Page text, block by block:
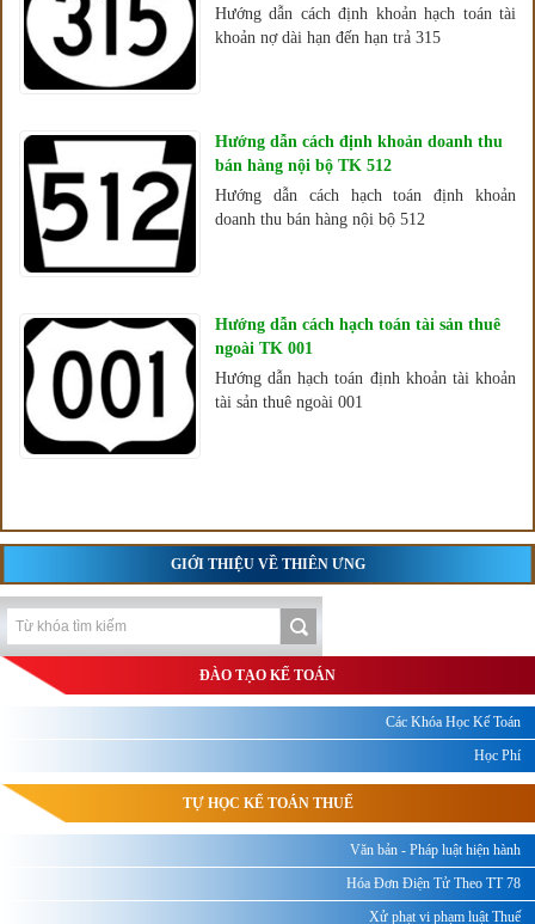
Hướng dẫn cách định khoản hạch toán tài
khoản nợ dài hạn đến hạn trả 315
Hướng dẫn cách định khoản doanh thu
bán hàng nội bộ TK 512
Hướng dẫn cách hạch toán định khoản
doanh thu bán hàng nội bộ 512
Hướng dẫn cách hạch toán tài sản thuê
ngoài TK 001
Hướng dẫn hạch toán định khoản tài khoản
tài sản thuê ngoài 001
GIỚI THIỆU VỀ THIÊN ƯNG
ĐÀO TẠO KẾ TOÁN
Các Khóa Học Kế Toán
Học Phí
TỰ HỌC KẾ TOÁN THUẾ
Văn bản - Pháp luật hiện hành
Hóa Đơn Điện Tử Theo TT 78
Xử phạt vi phạm luật Thuế